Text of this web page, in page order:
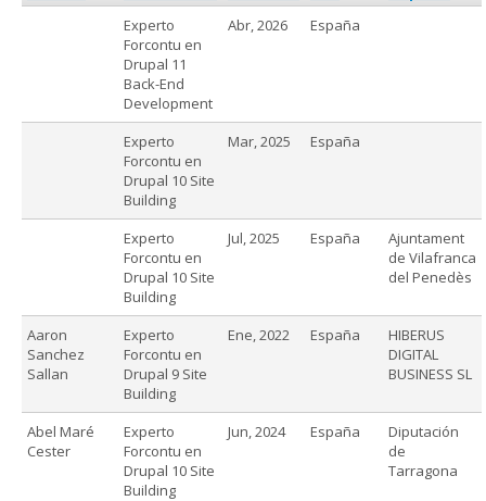
Experto
Forcontu en
Drupal 11
Back-End
Development
Abr, 2026 España
Experto
Forcontu en
Drupal 10 Site
Building
Mar, 2025 España
Experto
Forcontu en
Drupal 10 Site
Building
Jul, 2025 España
Ajuntament
de Vilafranca
del Penedès
Aaron
Sanchez
Sallan
Experto
Forcontu en
Drupal 9 Site
Building
Ene, 2022 España
HIBERUS
DIGITAL
BUSINESS SL
Abel Maré
Cester
Experto
Forcontu en
Drupal 10 Site
Building
Jun, 2024 España
Diputación
de
Tarragona